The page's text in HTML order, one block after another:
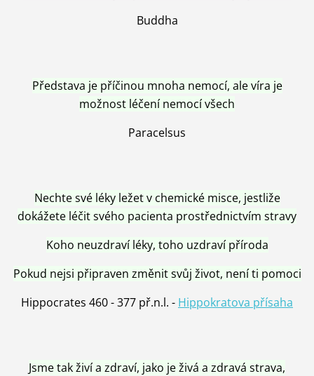
Buddha
Představa je příčinou mnoha nemocí, ale víra je
možnost léčení nemocí všech
Paracelsus
Nechte své léky ležet v chemické misce, jestliže
dokážete léčit svého pacienta prostřednictvím stravy
Koho neuzdraví léky, toho uzdraví příroda
Pokud nejsi připraven změnit svůj život, není ti pomoci
Hippocrates 460 - 377 př.n.l. - Hippokratova přísaha
Jsme tak živí a zdraví, jako je živá a zdravá strava,